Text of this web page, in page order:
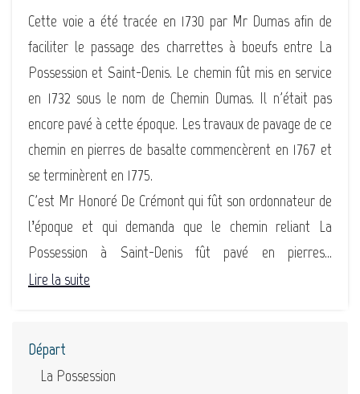
Cette voie a été tracée en 1730 par Mr Dumas afin de
faciliter le passage des charrettes à boeufs entre La
Possession et Saint-Denis. Le chemin fût mis en service
en 1732 sous le nom de Chemin Dumas. Il n'était pas
encore pavé à cette époque. Les travaux de pavage de ce
chemin en pierres de basalte commencèrent en 1767 et
se terminèrent en 1775.
C'est Mr Honoré De Crémont qui fût son ordonnateur de
l’époque et qui demanda que le chemin reliant La
Possession à Saint-Denis fût pavé en pierres...
Lire la suite
Départ
La Possession